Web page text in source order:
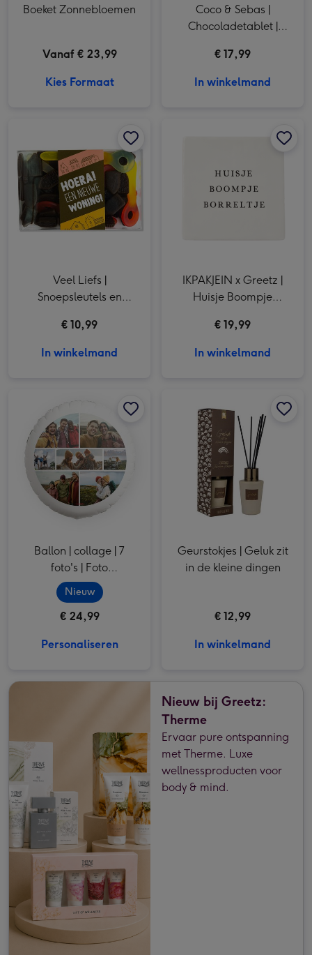
Boeket Zonnebloemen
Vanaf € 23,99
Kies Formaat
Coco & Sebas |
Chocoladetablet |
€ 17,99
In winkelmand
Veel Liefs |
Snoepsleutels en
€ 10,99
In winkelmand
IKPAKJEIN x Greetz |
Huisje Boompje
€ 19,99
In winkelmand
Ballon | collage | 7
foto's | Foto
aanpasbaar
Nieuw
€ 24,99
Personaliseren
Geurstokjes | Geluk zit
in de kleine dingen
€ 12,99
In winkelmand
Nieuw bij Greetz:
Therme
Ervaar pure ontspanning
met Therme. Luxe
wellnessproducten voor
body & mind.